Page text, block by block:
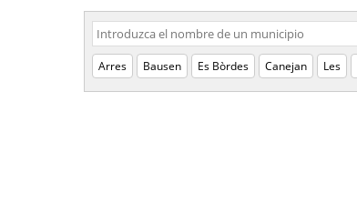
Arres Bausen Es Bòrdes Canejan Les